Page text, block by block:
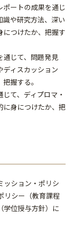
ートの成果を通じ
や研究方法、深い
につけたか、把握す
通じて、問題発見
ディスカッション
握する。
て、ディプロマ・
に身につけたか、把
ッション・ポリシ
リシー（教育課程
学位授与方針）に